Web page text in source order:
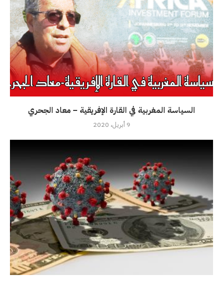
السياسة المغربية في القارة الإفريقية – معاد الجحري
9 أبريل، 2020